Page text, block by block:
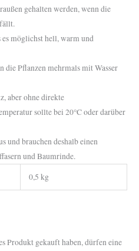
gehalten werden, wenn die
es möglichst hell, warm und
die Pflanzen mehrmals mit Wasser
aber ohne direkte
sollte bei 20°C oder darüber
und brauchen deshalb einen
und Baumrinde.
0,5 kg
Produkt gekauft haben, dürfen eine